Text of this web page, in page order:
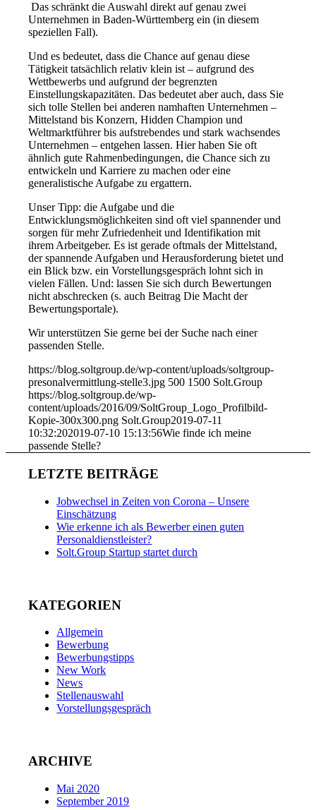
Das schränkt die Auswahl direkt auf genau zwei
Unternehmen in Baden-Württemberg ein (in diesem
speziellen Fall).
Und es bedeutet, dass die Chance auf genau diese
Tätigkeit tatsächlich relativ klein ist – aufgrund des
Wettbewerbs und aufgrund der begrenzten
Einstellungskapazitäten. Das bedeutet aber auch, dass Sie
sich tolle Stellen bei anderen namhaften Unternehmen –
Mittelstand bis Konzern, Hidden Champion und
Weltmarktführer bis aufstrebendes und stark wachsendes
Unternehmen – entgehen lassen. Hier haben Sie oft
ähnlich gute Rahmenbedingungen, die Chance sich zu
entwickeln und Karriere zu machen oder eine
generalistische Aufgabe zu ergattern.
Unser Tipp: die Aufgabe und die
Entwicklungsmöglichkeiten sind oft viel spannender und
sorgen für mehr Zufriedenheit und Identifikation mit
ihrem Arbeitgeber. Es ist gerade oftmals der Mittelstand,
der spannende Aufgaben und Herausforderung bietet und
ein Blick bzw. ein Vorstellungsgespräch lohnt sich in
vielen Fällen. Und: lassen Sie sich durch Bewertungen
nicht abschrecken (s. auch Beitrag Die Macht der
Bewertungsportale).
Wir unterstützen Sie gerne bei der Suche nach einer
passenden Stelle.
https://blog.soltgroup.de/wp-content/uploads/soltgroup-
presonalvermittlung-stelle3.jpg 500 1500 Solt.Group
https://blog.soltgroup.de/wp-
content/uploads/2016/09/SoltGroup_Logo_Profilbild-
Kopie-300x300.png Solt.Group2019-07-11
10:32:202019-07-10 15:13:56Wie finde ich meine
passende Stelle?
LETZTE BEITRÄGE
Jobwechsel in Zeiten von Corona – Unsere
Einschätzung
Wie erkenne ich als Bewerber einen guten
Personaldienstleister?
Solt.Group Startup startet durch
KATEGORIEN
Allgemein
Bewerbung
Bewerbungstipps
New Work
News
Stellenauswahl
Vorstellungsgespräch
ARCHIVE
Mai 2020
September 2019